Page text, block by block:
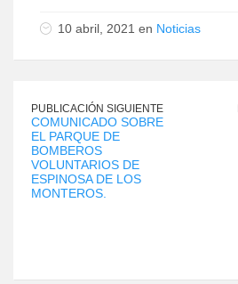
10 abril, 2021 en Noticias
PUBLICACIÓN SIGUIENTE
COMUNICADO SOBRE
EL PARQUE DE
BOMBEROS
VOLUNTARIOS DE
ESPINOSA DE LOS
MONTEROS.